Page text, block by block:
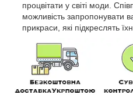
процвітати у світі моди.
можливість запропонувати
прикраси, які підкреслять